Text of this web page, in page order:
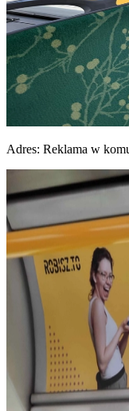
Adres: Reklama w